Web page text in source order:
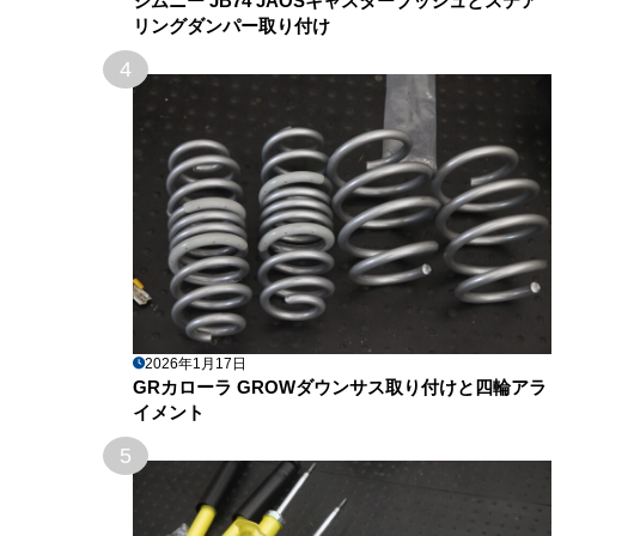
リングダンパー取り付け
4
2026年1月17日
GRカローラ GROWダウンサス取り付けと四輪アラ
イメント
5